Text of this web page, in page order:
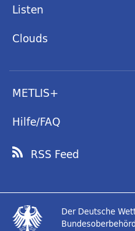
Listen
Clouds
METLIS+
Hilfe/FAQ
RSS Feed
Der Deutsche